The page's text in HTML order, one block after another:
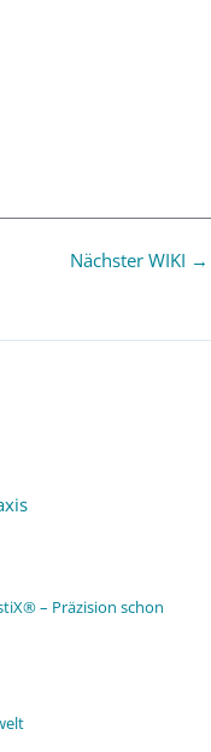
Nächster WIKI →
– Präzision schon